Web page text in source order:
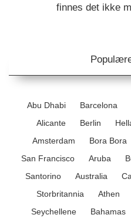
finnes det ikke
Abu Dhabi Barcelona
Alicante
Berlin
Amsterdam
Bora Bora
San Francisco
Aruba
Santorino
Australia
Storbritannia
Athen
Seychellene
Bahamas